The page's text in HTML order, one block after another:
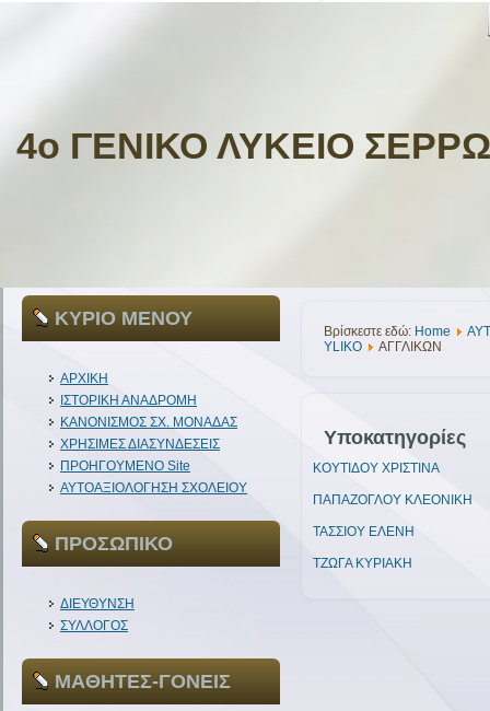
4ο ΓΕΝΙΚΟ ΛΥΚΕΙΟ
ΚΥΡΙΟ ΜΕΝΟΥ
ΑΡΧΙΚΗ
ΙΣΤΟΡΙΚΗ ΑΝΑΔΡΟΜΗ
ΚΑΝΟΝΙΣΜΟΣ ΣΧ. ΜΟΝΑΔΑΣ
ΧΡΗΣΙΜΕΣ ΔΙΑΣΥΝΔΕΣΕΙΣ
ΠΡΟΗΓΟΥΜΕΝΟ Site
ΑΥΤΟΑΞΙΟΛΟΓΗΣΗ ΣΧΟΛΕΙΟΥ
ΠΡΟΣΩΠΙΚΟ
ΔΙΕΥΘΥΝΣΗ
ΣΥΛΛΟΓΟΣ
ΜΑΘΗΤΕΣ-ΓΟΝΕΙΣ
Βρίσκεστε εδώ: Home
YLIKO
ΑΓΓΛΙΚΩΝ
Υποκατηγορίες
ΚΟΥΤΙΔΟΥ ΧΡΙΣΤΙΝΑ
ΠΑΠΑΖΟΓΛΟΥ ΚΛΕΟΝΙΚΗ
ΤΑΣΣΙΟΥ ΕΛΕΝΗ
ΤΖΩΓΑ ΚΥΡΙΑΚΗ